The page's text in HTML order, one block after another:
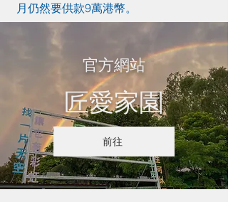
月仍然要供款9萬港幣。
官方網站
​匠愛家園
前往